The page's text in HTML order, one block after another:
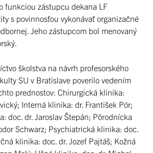
funkciou zástupcu dekana LF
s povinnosťou vykonávať organizačné
Jeho zástupcom bol menovaný
školstva na návrh profesorského
SU v Bratislave poverilo vedením
prednostov: Chirurgická klinika:
Interná klinika: dr. František Pór;
doc. dr. Jaroslav Štepán; Pôrodnícka
Schwarz; Psychiatrická klinika: doc.
klinika: doc. dr. Jozef Pajtáš; Kožná